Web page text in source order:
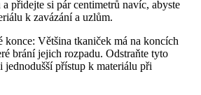
přidejte si pár centimetrů navíc, ‍abyste
k zavázání a uzlům.
konce: Většina tkaniček⁢ má na koncích
brání jejich rozpadu. Odstraňte tyto⁤
jednodušší přístup k materiálu při